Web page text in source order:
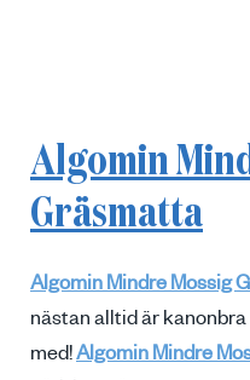
Algomin
Gräsmatta
Algomin Mindre Mossig
nästan alltid är
med!Algomin Mindre